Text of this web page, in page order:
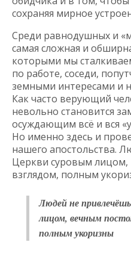
сохраняя мирное
Среди равнодушных и
самая сложная и
которыми мы
по работе, соседи,
земными интересами и
Как часто верующий
невольно становится
осуждающим всё и вся
Но именно здесь и
нашего апостольства.
Церкви суровым
взглядом, полным
Людей не
лицом, вечным
полным укоризны